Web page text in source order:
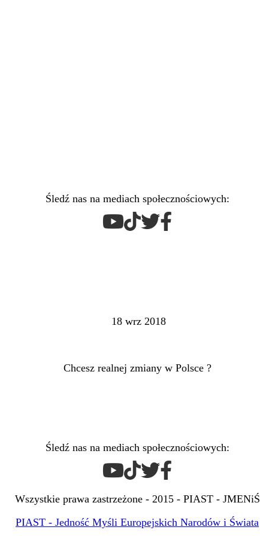
Śledź nas na mediach społecznościowych:
18 wrz 2018
Chcesz realnej zmiany w Polsce ?
Śledź nas na mediach społecznościowych:
Wszystkie prawa zastrzeżone - 2015 - PIAST - JMENiŚ
PIAST - Jedność Myśli Europejskich Narodów i Świata